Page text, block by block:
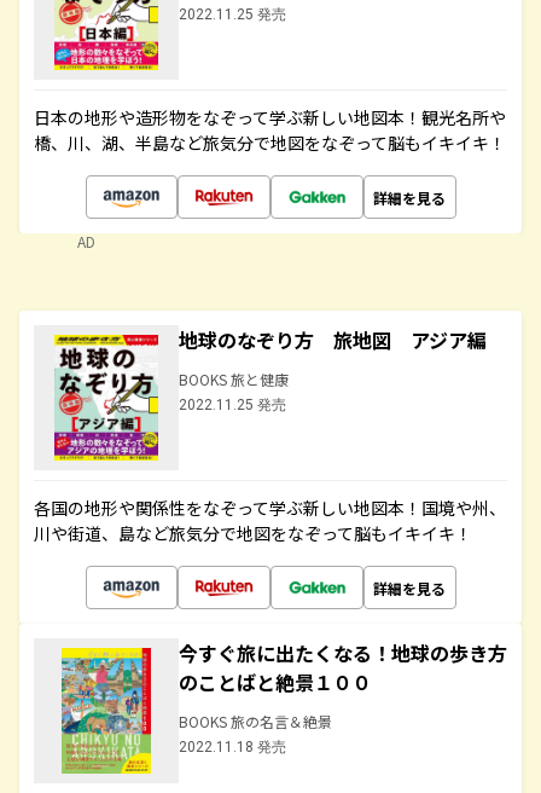
2022.11.25 発売
日本の地形や造形物をなぞって学ぶ新しい地図本！観光名所や
橋、川、湖、半島など旅気分で地図をなぞって脳もイキイキ！
詳細を見る
AD
地球のなぞり方 旅地図 アジア編
BOOKS 旅と健康
2022.11.25 発売
各国の地形や関係性をなぞって学ぶ新しい地図本！国境や州、
川や街道、島など旅気分で地図をなぞって脳もイキイキ！
詳細を見る
今すぐ旅に出たくなる！地球の歩き方
のことばと絶景１００
BOOKS 旅の名言＆絶景
2022.11.18 発売